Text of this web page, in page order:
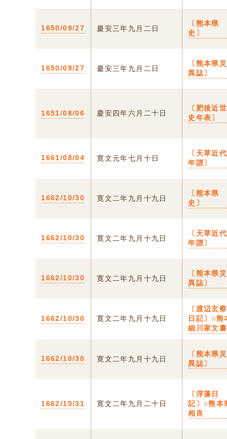
1650/09/27 慶安三年九月二日
〔熊本県
史〕
1650/09/27 慶安三年九月二日
〔熊本県災
異誌〕
1651/08/06 慶安四年六月二十日
〔肥後近世
史年表〕
1661/08/04 寛文元年七月十日
〔天草近代
年譜〕
1662/10/30 寛文二年九月十九日
〔熊本県
史〕
1662/10/30 寛文二年九月十九日
〔天草近代
年譜〕
1662/10/30 寛文二年九月十九日
〔熊本県災
異誌〕
1662/10/30 寛文二年九月十九日
〔渡辺玄察
日記〕○熊
細川家文書
1662/10/30 寛文二年九月十九日
〔熊本県災
異誌〕
1662/10/31 寛文二年九月二十日
〔浮藻日
記〕○熊本
相良